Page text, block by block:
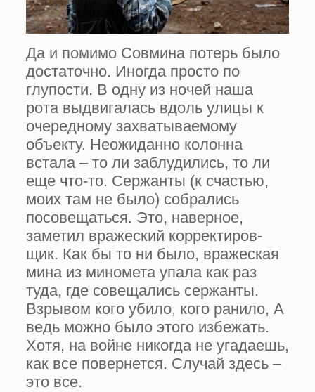
Да и помимо Совмина потерь было
достаточно. Иногда просто по
глупости. В одну из ночей наша
рота выдвигалась вдоль улицы к
очередному захватываемому
объекту. Неожидан­но колонна
встала – то ли заблудились, то ли
еще что-то. Сер­жанты (к счастью,
моих там не было) собрались
посовещаться. Это, наверное,
заметил вражес­кий корректиров­
щик. Как бы то ни было, вражес­кая
мина из мино­мета упала как раз
туда, где совещались сержанты.
Взрывом кого убило, кого ранило, А
ведь можно было этого избежать.
Хотя, на войне никогда не угада­ешь,
как все повернется. Случай здесь –
это все.